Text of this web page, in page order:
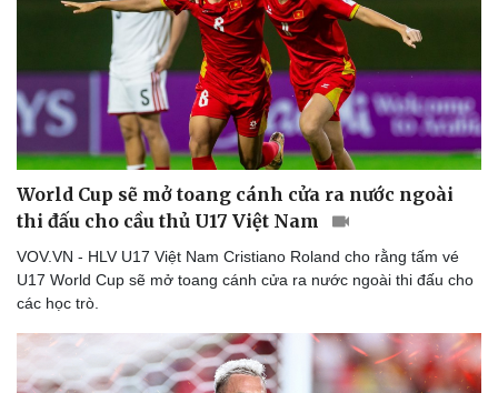
World Cup sẽ mở toang cánh cửa ra nước ngoài
thi đấu cho cầu thủ U17 Việt Nam
VOV.VN - HLV U17 Việt Nam Cristiano Roland cho rằng tấm vé
U17 World Cup sẽ mở toang cánh cửa ra nước ngoài thi đấu cho
các học trò.